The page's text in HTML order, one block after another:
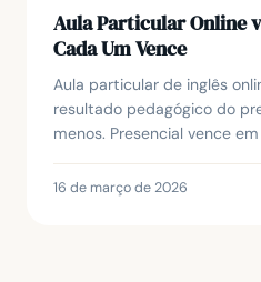
Aula Particular Online
Cada Um Vence
Aula particular de inglês
resultado pedagógico do
menos. Presencial vence
16 de março de 2026